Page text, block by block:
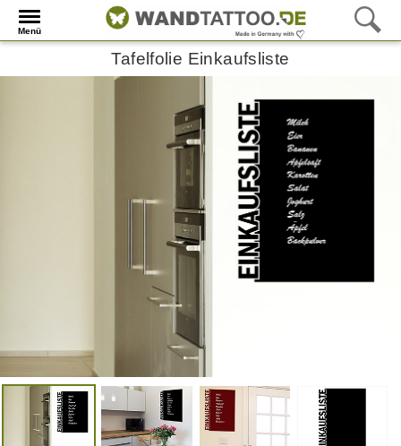
Menü
Tafelfolie Einkaufsliste